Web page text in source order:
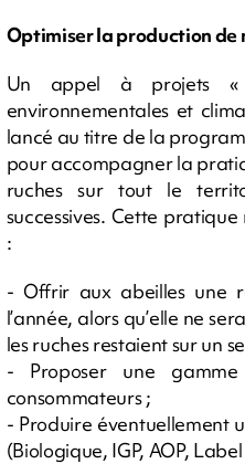
Optimiser la production de
Un appel à projets «
environnementales et
lancé au titre de la
pour accompagner la
ruches sur tout le
successives. Cette
:
- Offrir aux abeilles une
l’année, alors qu’elle ne
les ruches restaient sur un
- Proposer une
consommateurs ;
- Produire éventuellement
(Biologique, IGP, AOP,